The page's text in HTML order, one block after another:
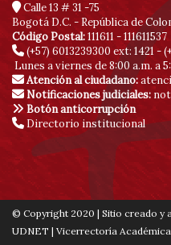
Calle 13 # 31 -75
Bogotá D.C. - República de
Código Postal:111611 - 111611537
(+57) 6013239300 ext: 1421 -
Lunes a viernes de 8:00 a.m. a
Atención al ciudadano:
Notificaciones judiciales:
Botón anticorrupción
Directorio institucional
© Copyright 2020 | Sitio creado y
UDNET | Vicerrectoría Académica